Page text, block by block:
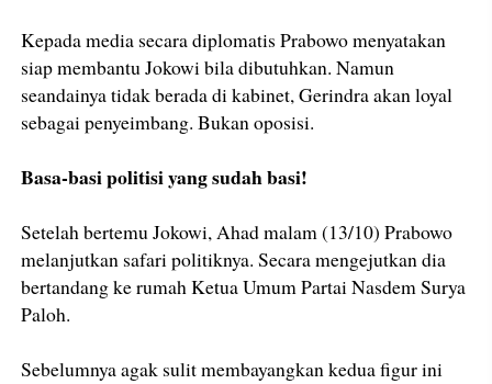
Kepada media secara diplomatis Prabowo menyatakan
siap membantu Jokowi bila dibutuhkan. Namun
seandainya tidak berada di kabinet, Gerindra akan loyal
sebagai penyeimbang. Bukan oposisi.
Basa-basi politisi yang sudah basi!
Setelah bertemu Jokowi, Ahad malam (13/10) Prabowo
melanjutkan safari politiknya. Secara mengejutkan dia
bertandang ke rumah Ketua Umum Partai Nasdem Surya
Paloh.
Sebelumnya agak sulit membayangkan kedua figur ini